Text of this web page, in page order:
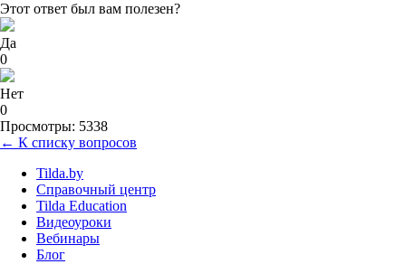
Этот ответ был вам полезен?
Да
0
Нет
0
Просмотры: 5338
← К списку вопросов
Tilda.by
Справочный центр
Tilda Education
Видеоуроки
Вебинары
Блог